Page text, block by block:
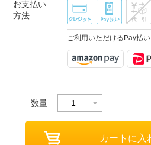
お支払い
方法
ご利用いただけるPay払い
数量